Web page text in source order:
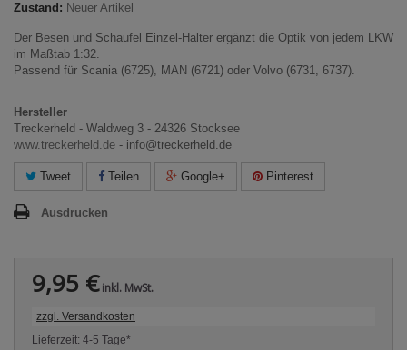
Zustand: Neuer Artikel
Der Besen und Schaufel Einzel-Halter ergänzt die Optik von jedem LKW
im Maßtab 1:32.
Passend für Scania (6725), MAN (6721) oder Volvo (6731, 6737).
Hersteller
Treckerheld - Waldweg 3 - 24326 Stocksee
www.treckerheld.de - info@treckerheld.de
Tweet Teilen Google+ Pinterest
Ausdrucken
9,95 €inkl. MwSt.
zzgl. Versandkosten
Lieferzeit: 4-5 Tage*